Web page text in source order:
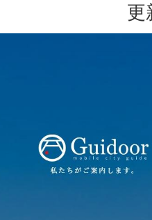
更